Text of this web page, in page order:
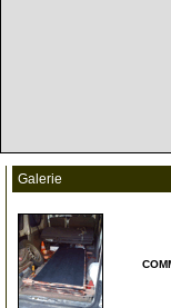
Galerie